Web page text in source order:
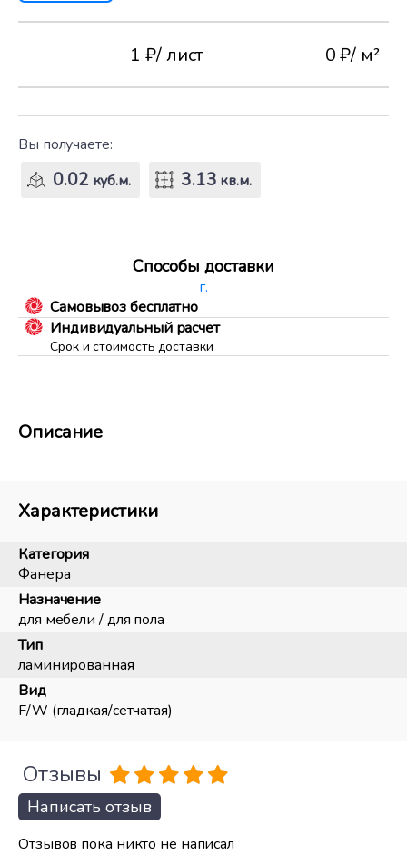
1 ₽/ лист 0 ₽/ м²
Вы получаете:
0.02куб.м. 3.13 кв.м.
Способы доставки
г.
Самовывоз бесплатно
Индивидуальный расчет
Срок и стоимость доставки
Описание
Характеристики
Категория
Фанера
Назначение
для мебели / для пола
Тип
ламинированная
Вид
F/W (гладкая/сетчатая)
Отзывы
Написать отзыв
Отзывов пока никто не написал